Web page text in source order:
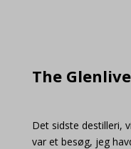
The
Det sidste destilleri,
var et besøg, jeg